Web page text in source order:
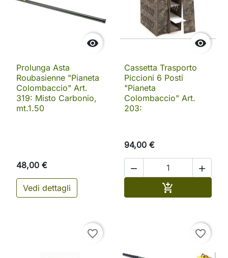

Prolunga Asta
Roubasienne "Pianeta
Colombaccio" Art.
319: Misto Carbonio,
mt.1.50
48,00 €
Vedi dettagli

Cassetta Trasporto
Piccioni 6 Posti
"Pianeta
Colombaccio" Art.
203:
94,00 €
 

favorite_border favorite_border